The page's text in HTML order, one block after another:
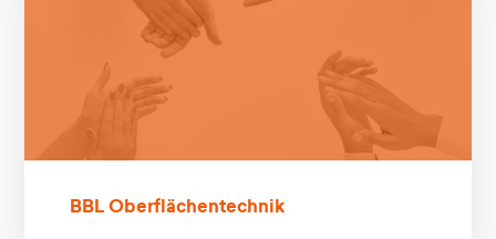
BBL Oberflächentechnik